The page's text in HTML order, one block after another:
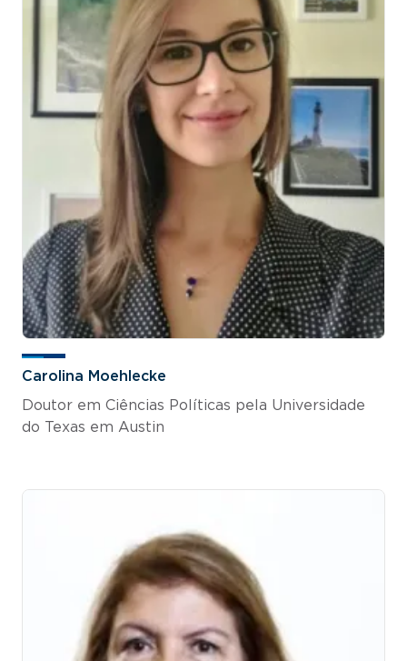
Carolina Moehlecke
Doutor em Ciências Políticas pela Universidade
do Texas em Austin